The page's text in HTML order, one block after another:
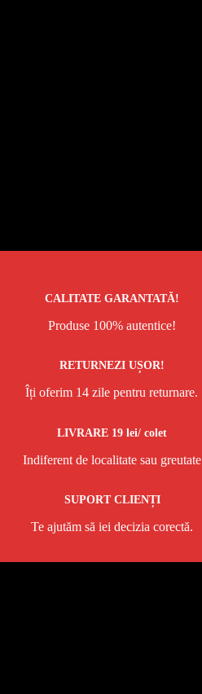
CALITATE GARANTATĂ!
Produse 100% autentice!
RETURNEZI UȘOR!
Îți oferim 14 zile pentru returnare.
LIVRARE 19 lei/ colet
Indiferent de localitate sau greutate
SUPORT CLIENȚI
Te ajutăm să iei decizia corectă.